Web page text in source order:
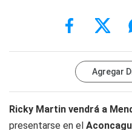
Agregar
Ricky Martin vendrá a
presentarse en el